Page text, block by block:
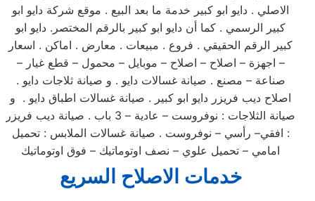
الاصلي . دايو ابو كبير خدمة ما بعد البيع . موقع شركة دايو ابو
كبير الرسمي . كما أن دايو ابو كبير بالرقم المختصر. دايو ابو
كبير الرقم الحقيقي . فروع . مبيعات . معارض . اماكن . اسعار
– اجهزة – اصلاح – اصلاح – موبايل – محمول – قطع غيار –
صناعة – مصنع . صيانة غسالات دايو . و صيانة ثلاجات دايو .
اصلاح ديب فريزر دايو ابو كبير . صيانة غسالات اطباق دايو . و
صيانة الثلاجات : نوفروست – عادية – 3 باب . صيانة ديب فريزر
: افقي– رأسي – نوفروست . صيانة غسالات الملابس : تحميل
امامي – تحميل علوي – نصف اوتوماتيك – فوق اوتوماتيك
خدمات الاصلاح السريع